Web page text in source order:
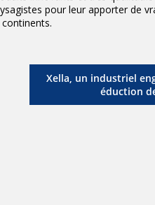
pour leur apporter de
Xella, un industriel
éduction